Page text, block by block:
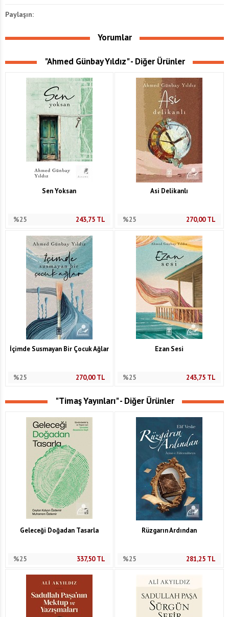
Paylaşın:
Yorumlar
"Ahmed Günbay Yıldız" - Diğer Ürünler
Sen Yoksan
%25 243,75TL
Asi Delikanlı
%25 270,00TL
İçimde Susmayan Bir Çocuk Ağlar
%25 270,00TL
Ezan Sesi
%25 243,75 TL
"Timaş Yayınları" - Diğer Ürünler
Geleceği Doğadan Tasarla
%25 337,50TL
Rüzgarın Ardından
%25 281,25 TL